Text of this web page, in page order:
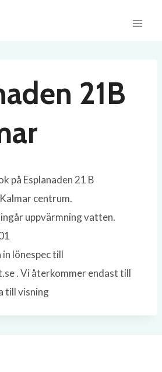
21B
på Esplanaden 21 B
centrum.
uppvärmning vatten.
lönespec till
. Vi återkommer endast till
till visning